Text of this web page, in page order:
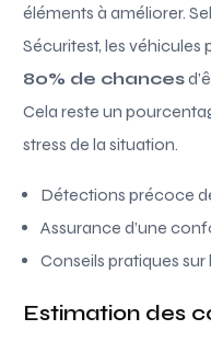
éléments à améliorer.
Sécuritest, les
80% de chances
Cela reste un
stress de la situation.
Détections précoce
Assurance d’une
Conseils pratiques
Estimation des